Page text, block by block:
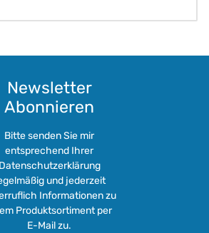
Newsletter
Abonnieren
Bitte senden Sie mir
entsprechend Ihrer
Datenschutzerklärung
und jederzeit
Informationen zu
Produktsortiment per
E-Mail zu.